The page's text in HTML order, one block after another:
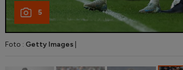
5
Foto : Getty Images